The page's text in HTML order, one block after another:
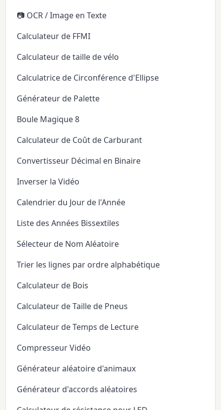
📷 OCR / Image en Texte
Calculateur de FFMI
Calculateur de taille de vélo
Calculatrice de Circonférence d'Ellipse
Générateur de Palette
Boule Magique 8
Calculateur de Coût de Carburant
Convertisseur Décimal en Binaire
Inverser la Vidéo
Calendrier du Jour de l'Année
Liste des Années Bissextiles
Sélecteur de Nom Aléatoire
Trier les lignes par ordre alphabétique
Calculateur de Bois
Calculateur de Taille de Pneus
Calculateur de Temps de Lecture
Compresseur Vidéo
Générateur aléatoire d'animaux
Générateur d'accords aléatoires